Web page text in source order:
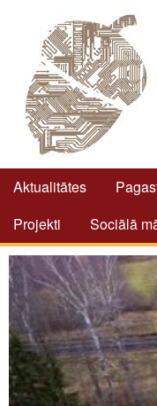
Aktualitātes
Projekti
Sociālā